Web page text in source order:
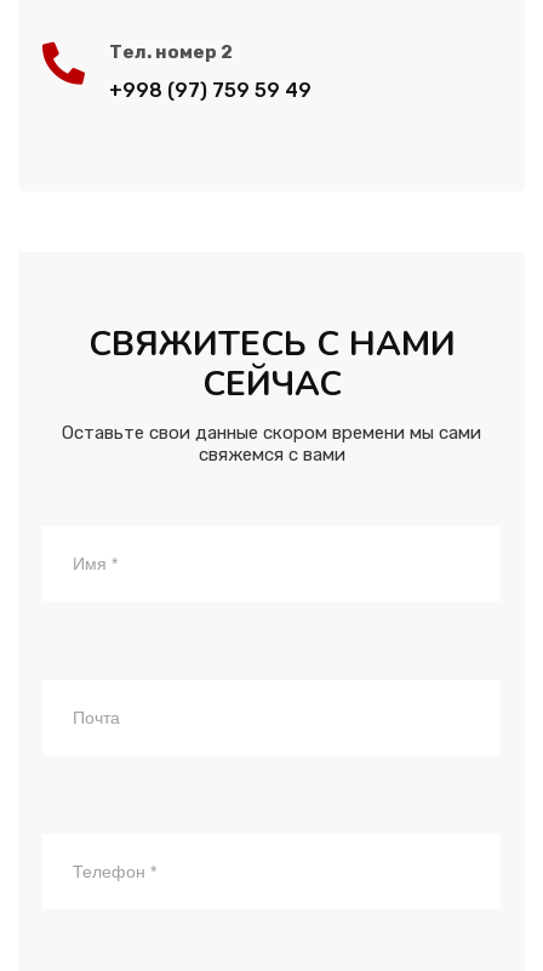
Тел. номер 2
+998 (97) 759 59 49
СВЯЖИТЕСЬ С НАМИ
СЕЙЧАС
Оставьте свои данные скором времени мы сами
свяжемся с вами